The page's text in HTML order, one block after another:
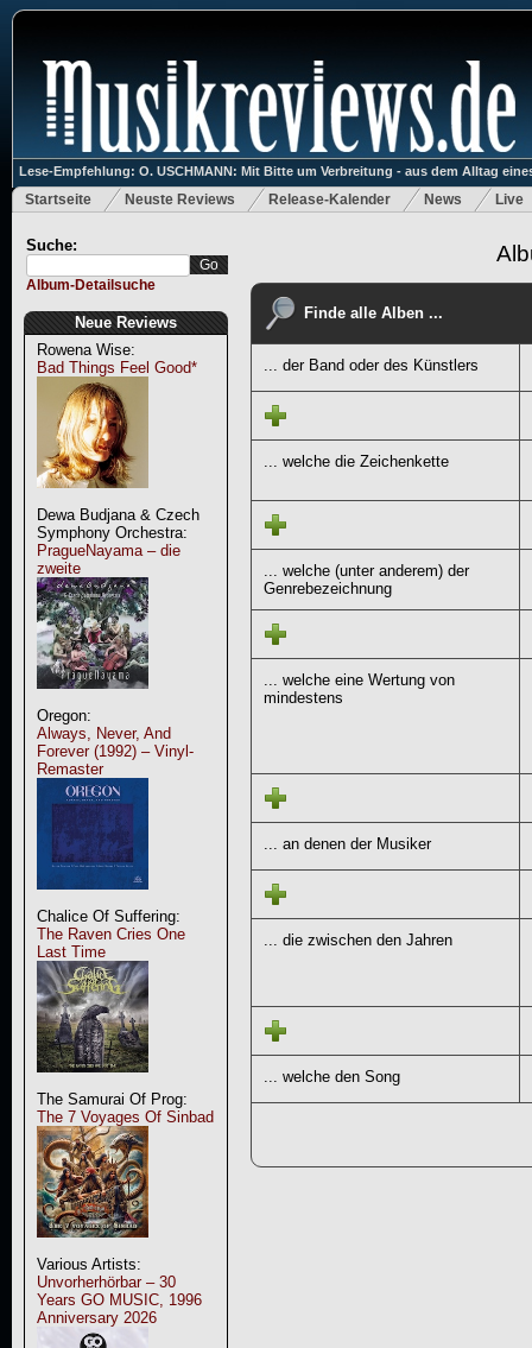
Lese-Empfehlung: O. USCHMANN: Mit Bitte um Verbreitung - aus dem Alltag
Startseite Neuste Reviews Release-Kalender News Live
Suche:
Album-Detailsuche
Neue Reviews
Rowena Wise:
Bad Things Feel Good*
Dewa Budjana & Czech
Symphony Orchestra:
PragueNayama – die
zweite
Oregon:
Always, Never, And
Forever (1992) – Vinyl-
Remaster
Chalice Of Suffering:
The Raven Cries One
Last Time
The Samurai Of Prog:
The 7 Voyages Of Sinbad
Various Artists:
Unvorherhörbar – 30
Years GO MUSIC, 1996
Anniversary 2026
Finde alle Alben ...
... der Band oder des Künstlers
... welche die Zeichenkette
... welche (unter anderem) der
Genrebezeichnung
... welche eine Wertung von
mindestens
... an denen der Musiker
... die zwischen den Jahren
... welche den Song